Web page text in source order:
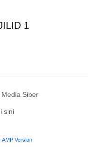
1
Siber
sini
AMP Version